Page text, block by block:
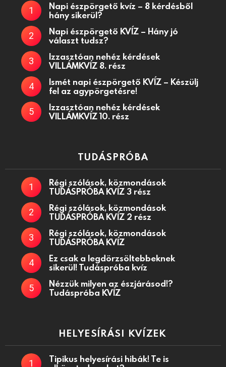
Napi észpörgető kvíz – 8 kérdésből
hány sikerül?
Napi észpörgető KVÍZ – Hány jó
választ tudsz?
Izzasztóan nehéz kérdések
VILLÁMKVÍZ 8. rész
Ismét napi észpörgető KVÍZ – Készülj
fel az agypörgetésre!
Izzasztóan nehéz kérdések
VILLÁMKVÍZ 10. rész
TUDÁSPRÓBA
Régi szólások, közmondások
TUDÁSPRÓBA KVÍZ 3 rész
Régi szólások, közmondások
TUDÁSPRÓBA KVÍZ 2 rész
Régi szólások, közmondások
TUDÁSPRÓBA KVÍZ
Ez csak a legdörzsöltebbeknek
sikerül! Tudáspróba kvíz
Nézzük milyen az észjárásod!?
Tudáspróba KVÍZ
HELYESÍRÁSI KVÍZEK
Tipikus helyesírási hibák! Te is